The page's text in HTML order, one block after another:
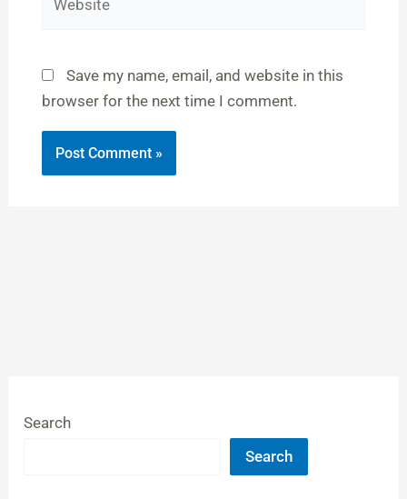
Save my name, email, and website in this
browser for the next time I comment.
Search
Search